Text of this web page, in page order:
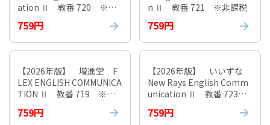
ation Ⅱ 教番 720 ※非
759円
n Ⅱ 教番 721 ※非課税
759円
【2026年版】 増進堂 F
LEX ENGLISH COMMUNICA
TION Ⅱ 教番 719 ※非
759円
【2026年版】 いいずな
New Rays English Comm
unication Ⅱ 教番 723
759円